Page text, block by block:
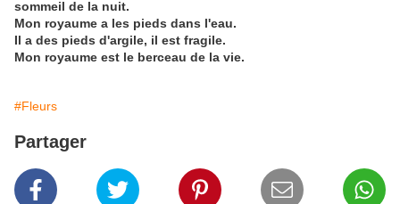
sommeil de la nuit.
Mon royaume a les pieds dans l'eau.
Il a des pieds d'argile, il est fragile.
Mon royaume est le berceau de la vie.
#Fleurs
Partager